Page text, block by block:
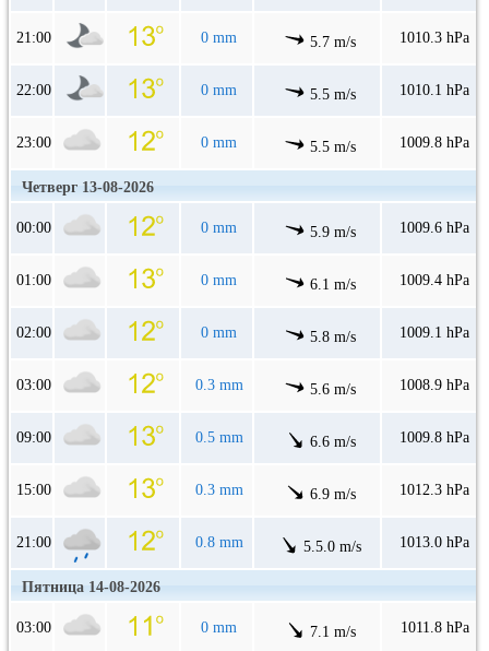
21:00 0 mm 5.7 m/s 1010.3 hPa
22:00 0 mm 5.5 m/s 1010.1 hPa
23:00 0 mm 5.5 m/s 1009.8 hPa
Четверг 13-08-2026
00:00 0 mm 5.9 m/s 1009.6 hPa
01:00 0 mm 6.1 m/s 1009.4 hPa
02:00 0 mm 5.8 m/s 1009.1 hPa
03:00 0.3 mm 5.6 m/s 1008.9 hPa
09:00 0.5 mm 6.6 m/s 1009.8 hPa
15:00 0.3 mm 6.9 m/s 1012.3 hPa
21:00 0.8 mm 5.5.0 m/s 1013.0 hPa
Пятница 14-08-2026
03:00 0 mm 7.1 m/s 1011.8 hPa